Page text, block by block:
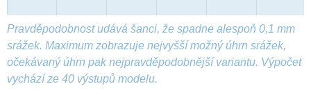
Pravděpodobnost udává šanci, že spadne alespoň 0,1 mm
srážek. Maximum zobrazuje nejvyšší možný úhrn srážek,
očekávaný úhrn pak nejpravděpodobnější variantu. Výpočet
vychází ze 40 výstupů modelu.